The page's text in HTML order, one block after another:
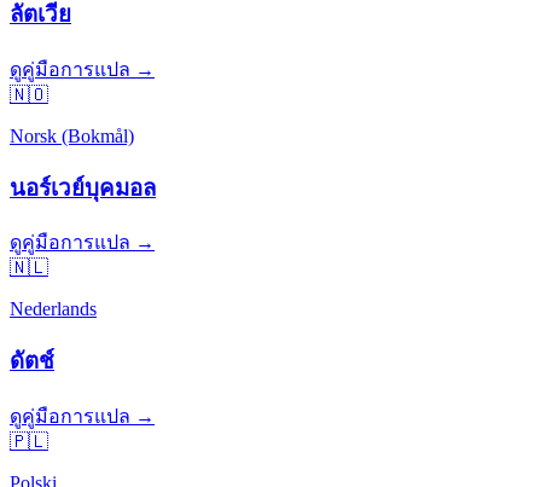
ลัตเวีย
ดูคู่มือการแปล →
🇳🇴
Norsk (Bokmål)
นอร์เวย์บุคมอล
ดูคู่มือการแปล →
🇳🇱
Nederlands
ดัตช์
ดูคู่มือการแปล →
🇵🇱
Polski